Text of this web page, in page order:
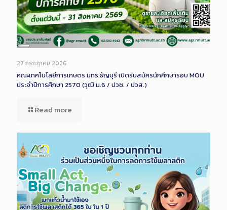
Long
Description
27 กรกฎาคม 2026
คณะเทคโนโลยีการเกษตร มทร.ธัญบุรี เปิดรับสมัครนักศึกษารอบ MOU
ประจำปีการศึกษา 2570 (วุฒิ ม.6 / ปวช. / ปวส.)
Read more